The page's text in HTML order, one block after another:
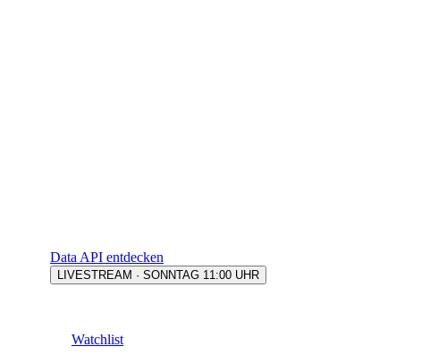
Data API entdecken
LIVESTREAM · SONNTAG 11:00 UHR
Watchlist